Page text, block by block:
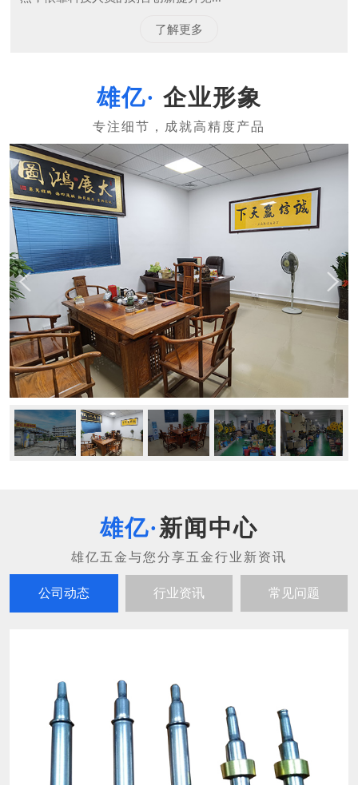
了解更多
企业形象
新闻中心
公司动态 行业资讯 常见问题